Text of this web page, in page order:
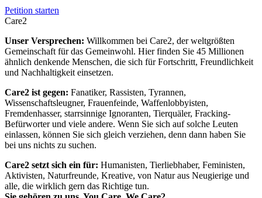
Petition starten
Care2
Unser Versprechen: Willkommen bei Care2, der weltgrößten
Gemeinschaft für das Gemeinwohl. Hier finden Sie 45 Millionen
ähnlich denkende Menschen, die sich für Fortschritt, Freundlichkeit
und Nachhaltigkeit einsetzen.
Care2 ist gegen: Fanatiker, Rassisten, Tyrannen,
Wissenschaftsleugner, Frauenfeinde, Waffenlobbyisten,
Fremdenhasser, starrsinnige Ignoranten, Tierquäler, Fracking-
Befürworter und viele andere. Wenn Sie sich auf solche Leuten
einlassen, können Sie sich gleich verziehen, denn dann haben Sie
bei uns nichts zu suchen.
Care2 setzt sich ein für: Humanisten, Tierliebhaber, Feministen,
Aktivisten, Naturfreunde, Kreative, von Natur aus Neugierige und
alle, die wirklich gern das Richtige tun.